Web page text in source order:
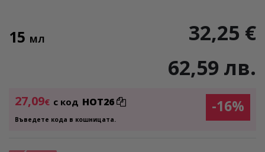
15 МЛ
32,25 €
62,59 лв.
27,09€ с код HOT26
Въведете кода в кошницата.
-16%